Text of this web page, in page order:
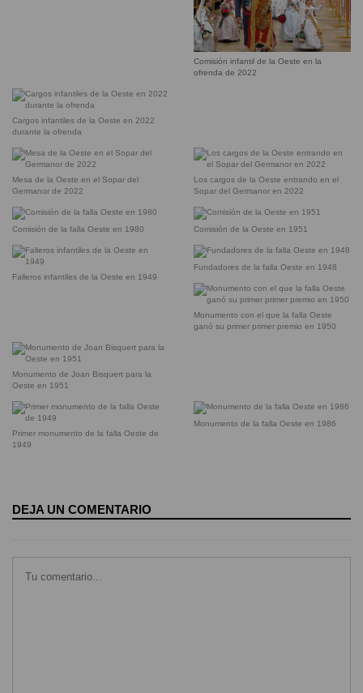
Comisión infantil de la Oeste en la
ofrenda de 2022
Cargos infantiles de la Oeste en 2022
durante la ofrenda
Mesa de la Oeste en el Sopar del
Germanor de 2022
Los cargos de la Oeste entrando en el
Sopar del Germanor en 2022
Comisión de la falla Oeste en 1980 Comisión de la Oeste en 1951
Falleros infantiles de la Oeste en 1949
Fundadores de la falla Oeste en 1948
Monumento con el que la falla Oeste
ganó su primer primer premio en 1950
Monumento de Joan Bisquert para la
Oeste en 1951
Primer monumento de la falla Oeste de
1949
Monumento de la falla Oeste en 1986
DEJA UN COMENTARIO